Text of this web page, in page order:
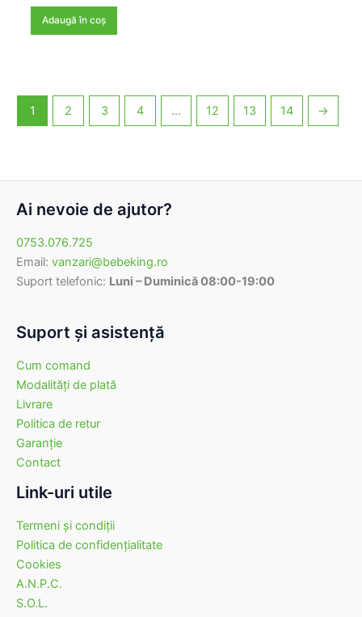
a
fost:
Adaugă în coș
1 2 3 4 … 12 13 14 →
Ai nevoie de ajutor?
0753.076.725
Email: vanzari@bebeking.ro
Suport telefonic: Luni – Duminică 08:00-19:00
Suport şi asistenţă
Cum comand
Modalităţi de plată
Livrare
Politica de retur
Garanţie
Contact
Link-uri utile
Termeni şi condiţii
Politica de confidenţialitate
Cookies
A.N.P.C.
S.O.L.